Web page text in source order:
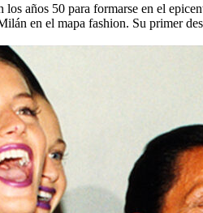
años 50 para formarse en el
en el mapa fashion. Su primer